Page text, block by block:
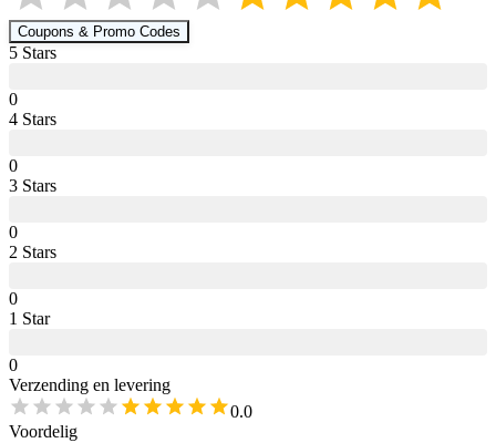
Coupons & Promo Codes
5 Stars
0
4 Stars
0
3 Stars
0
2 Stars
0
1 Star
0
Verzending en levering
0.0
Voordelig